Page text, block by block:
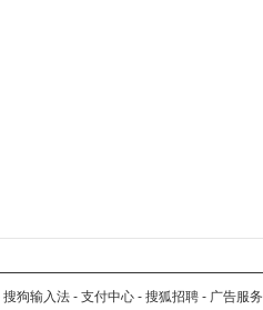
搜狗输入法 - 支付中心 - 搜狐招聘 - 广告服务